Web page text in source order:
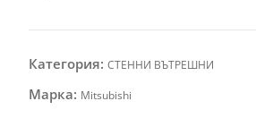
Категория: СТЕННИ ВЪТРЕШНИ
Марка: Mitsubishi